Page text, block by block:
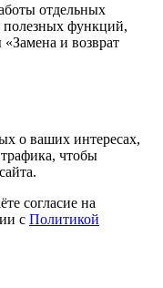
отдельных
полезных функций,
и возврат
о ваших интересах,
чтобы
согласие на
с Политикой